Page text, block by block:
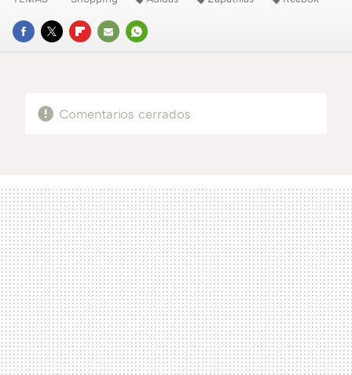
FACEBOOK
TWITTERFLIPBOARD
E-
WHATSAPP
Comentarios cerrados